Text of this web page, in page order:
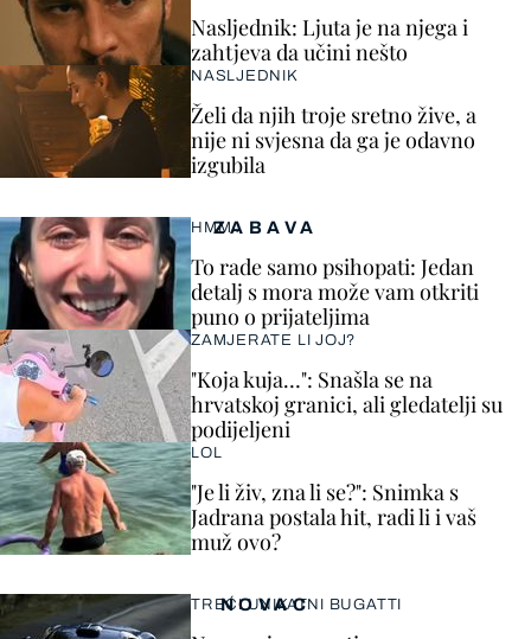
ZABAVA
HMM…
To rade samo psihopati: Jedan
detalj s mora može vam otkriti
puno o prijateljima
ZAMJERATE LI JOJ?
"Koja kuja…": Snašla se na
hrvatskoj granici, ali gledatelji su
podijeljeni
LOL
"Je li živ, zna li se?": Snimka s
Jadrana postala hit, radi li i vaš
muž ovo?
Nasljednik: Ljuta je na njega i
zahtjeva da učini nešto
NASLJEDNIK
Želi da njih troje sretno žive, a
nije ni svjesna da ga je odavno
izgubila
NOVAC
TREĆI UNIKATNI BUGATTI